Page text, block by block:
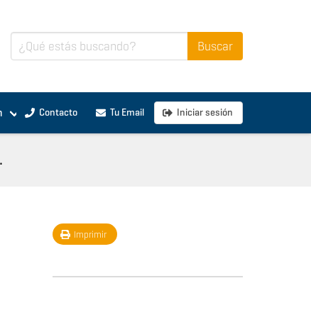
Contacto Tu Email Iniciar sesión
Imprimir